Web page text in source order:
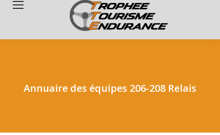
Annuaire des équipes 206-208 Relais